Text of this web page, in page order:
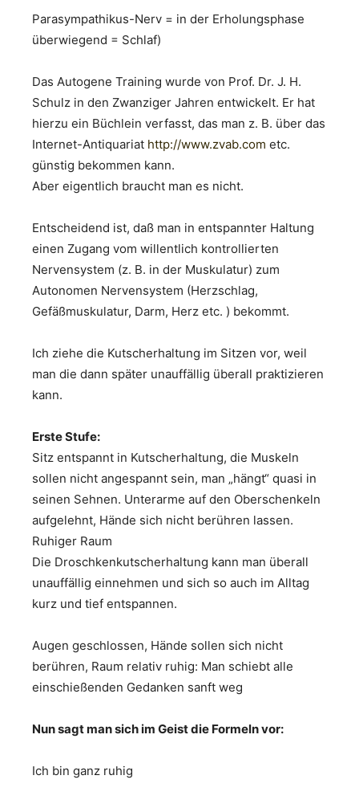
Parasympathikus-Nerv = in der Erholungsphase
überwiegend = Schlaf)
Das Autogene Training wurde von Prof. Dr. J. H.
Schulz in den Zwanziger Jahren entwickelt. Er hat
hierzu ein Büchlein verfasst, das man z. B. über das
Internet-Antiquariat http://www.zvab.com etc.
günstig bekommen kann.
Aber eigentlich braucht man es nicht.
Entscheidend ist, daß man in entspannter Haltung
einen Zugang vom willentlich kontrollierten
Nervensystem (z. B. in der Muskulatur) zum
Autonomen Nervensystem (Herzschlag,
Gefäßmuskulatur, Darm, Herz etc. ) bekommt.
Ich ziehe die Kutscherhaltung im Sitzen vor, weil
man die dann später unauffällig überall praktizieren
kann.
Erste Stufe:
Sitz entspannt in Kutscherhaltung, die Muskeln
sollen nicht angespannt sein, man „hängt“ quasi in
seinen Sehnen. Unterarme auf den Oberschenkeln
aufgelehnt, Hände sich nicht berühren lassen.
Ruhiger Raum
Die Droschkenkutscherhaltung kann man überall
unauffällig einnehmen und sich so auch im Alltag
kurz und tief entspannen.
Augen geschlossen, Hände sollen sich nicht
berühren, Raum relativ ruhig: Man schiebt alle
einschießenden Gedanken sanft weg
Nun sagt man sich im Geist die Formeln vor:
Ich bin ganz ruhig